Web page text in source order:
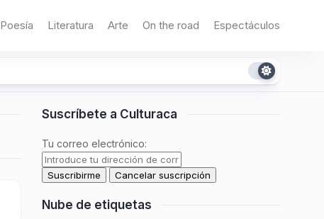
Poesía Literatura Arte On the road Espectáculos
Suscríbete a Culturaca
Tu correo electrónico:
Nube de etiquetas